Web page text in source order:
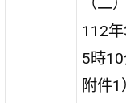
（二
112
5時
附件1